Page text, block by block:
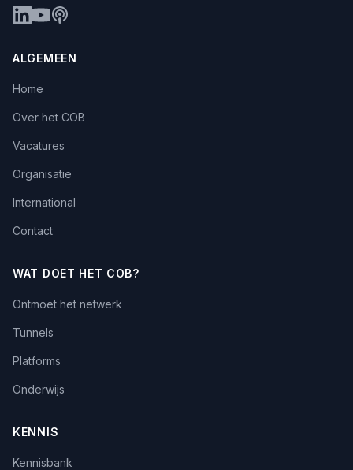
ALGEMEEN
Home
Over het COB
Vacatures
Organisatie
International
Contact
WAT DOET HET COB?
Ontmoet het netwerk
Tunnels
Platforms
Onderwijs
KENNIS
Kennisbank